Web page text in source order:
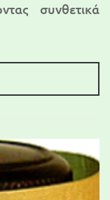
συνθετικά